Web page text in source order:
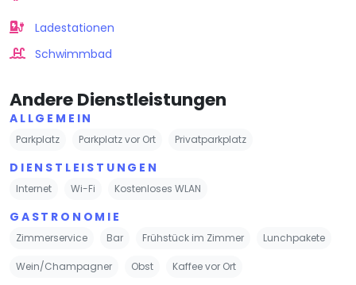
Ladestationen
Schwimmbad
Andere Dienstleistungen
ALLGEMEIN
Parkplatz Parkplatz vor Ort Privatparkplatz
DIENSTLEISTUNGEN
Internet Wi-Fi Kostenloses WLAN
GASTRONOMIE
Zimmerservice Bar Frühstück im Zimmer Lunchpakete
Wein/Champagner Obst Kaffee vor Ort